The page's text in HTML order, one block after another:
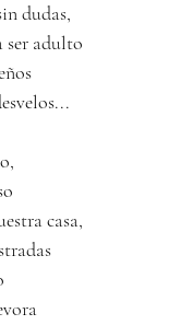
dudas,
ser adulto
casa,